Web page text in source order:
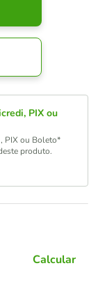
PIX ou
PIX ou Boleto*
produto.
Calcular